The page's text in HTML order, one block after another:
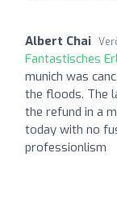
Albert Chai
Fantastisches
munich was
the floods. The
the refund in a
today with no
professionlism